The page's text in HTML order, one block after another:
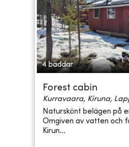
4 bäddar
Forest cabin
Kurravaara, Kiruna,
Naturskönt belägen på
Omgiven av vatten och
Kirun...